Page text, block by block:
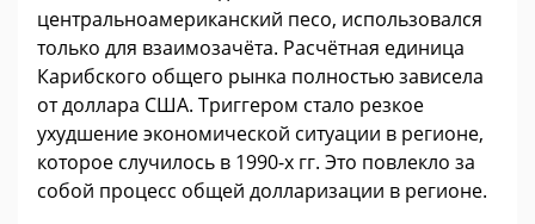
центральноамериканский песо, использовался
только для взаимозачёта. Расчётная единица
Карибского общего рынка полностью зависела
от доллара США. Триггером стало резкое
ухудшение экономической ситуации в регионе,
которое случилось в 1990-х гг. Это повлекло за
собой процесс общей долларизации в регионе.